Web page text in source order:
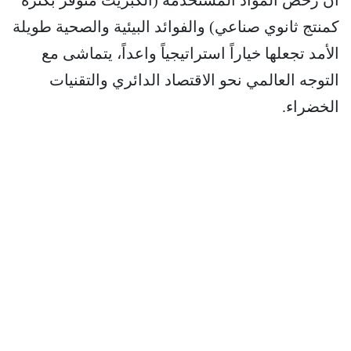
كمنتج ثانوي صناعي) والفوائد البيئية والصحية طويلة
الأمد تجعلها خياراً استراتيجياً واعداً، يتماشى مع
التوجه العالمي نحو الاقتصاد الدائري والتقنيات
الخضراء.